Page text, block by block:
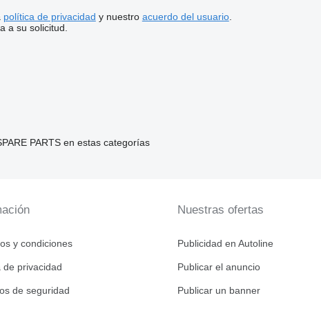
política de privacidad y nuestro acuerdo del usuario.
a su solicitud.
PARTS en estas categorías
y condiciones
de privacidad
de seguridad
Nuestras ofertas
Publicidad en Autoline
Publicar el anuncio
Publicar un banner